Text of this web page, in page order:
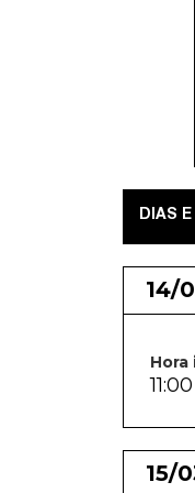
DIAS
14/
Hora
11:00
15/